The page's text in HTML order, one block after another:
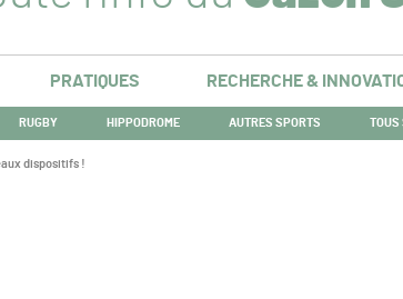
PRATIQUES RECHERCHE &
RUGBY HIPPODROME AUTRES SPORTS TOUS
dispositifs !